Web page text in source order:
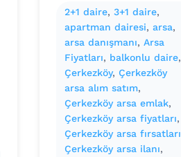
2+1 daire, 3+1 daire
apartman dairesi, arsa
arsa danışmanı, Arsa
Fiyatları, balkonlu daire
Çerkezköy, Çerkezköy
arsa alım satım
Çerkezköy arsa emlak
Çerkezköy arsa fiyatları
Çerkezköy arsa fırsatları
Çerkezköy arsa ilanı